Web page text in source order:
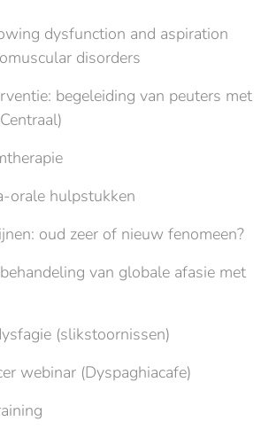
dysfunction and aspiration
disorders
begeleiding van peuters met
orale hulpstukken
oud zeer of nieuw fenomeen?
van globale afasie met
(slikstoornissen)
webinar (Dyspaghiacafe)